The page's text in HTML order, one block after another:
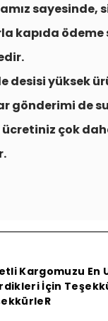
sayesinde,
kapıda ödeme
desisi yüksek
gönderimi de
çok
Kargomuzu En
İçin